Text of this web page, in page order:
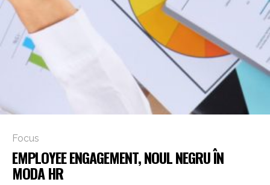
Focus
EMPLOYEE ENGAGEMENT, NOUL NEGRU ÎN
MODA HR